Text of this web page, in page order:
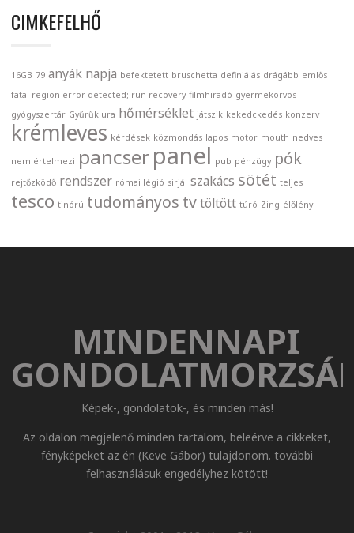
CIMKEFELHŐ
16GB 79 anyák napja befektetett bruschetta definiálás drágább emlős
fatal region error detected; run recovery filmhiradó gyermekorvos
gyógyszertár Gyűrűk ura hőmérséklet játszik kekedckedés konzerv
krémleves kérdések közmondás lapos motor mouth nedves
nem értelmezi pancserpanel pub pénzügy pók
rejtőzködő rendszer római légió sirjál szakács sötét teljes
tesco tinórú tudományos tvtöltött túró Zing élőlény
MINDENNAPI
Képek-, gondolatok-, és minden más!
Az oldalon megjelenő minden tartalom, beleérve a cikkeket,
fényképeket az én (Keve Gábor) tulajdonom. további
felhasználásuk engedélyhez kötött!